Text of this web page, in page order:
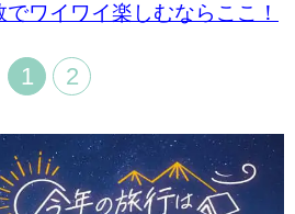
ワイワイ楽しむならここ！
1 2